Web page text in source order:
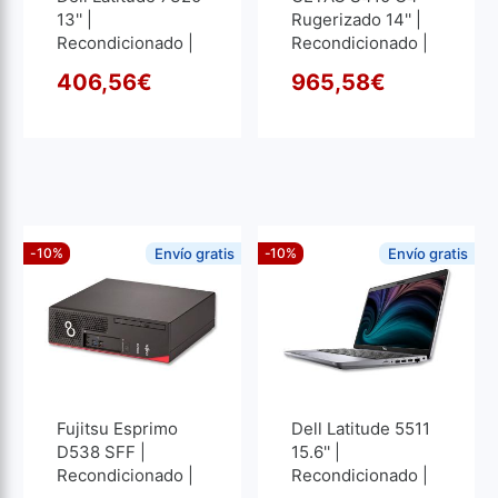
13'' |
Recondicionado |
GB RAM | 256 GB
O preço original era:
406,56€
O preço atual é: 406,56€.
Rugerizado 14'' |
Recondicionado |
32 GB RAM | 1024
965,58€
Fujitsu Esprimo
D538 SFF |
Recondicionado |
-10% Envío gratis
Dell Latitude 5511
15.6'' |
Recondicionado |
-10% Envío gratis